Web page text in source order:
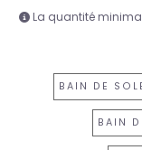
La quantité
BAIN DE
BAIN